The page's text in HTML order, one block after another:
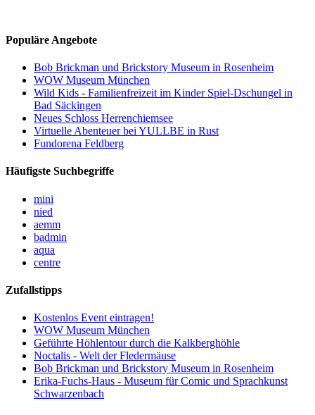
Populäre Angebote
Bob Brickman und Brickstory Museum in Rosenheim
WOW Museum München
Wild Kids - Familienfreizeit im Kinder Spiel-Dschungel in
Bad Säckingen
Neues Schloss Herrenchiemsee
Virtuelle Abenteuer bei YULLBE in Rust
Fundorena Feldberg
Häufigste Suchbegriffe
mini
nied
aemm
badmin
aqua
centre
Zufallstipps
Kostenlos Event eintragen!
WOW Museum München
Geführte Höhlentour durch die Kalkberghöhle
Noctalis - Welt der Fledermäuse
Bob Brickman und Brickstory Museum in Rosenheim
Erika-Fuchs-Haus - Museum für Comic und Sprachkunst
Schwarzenbach